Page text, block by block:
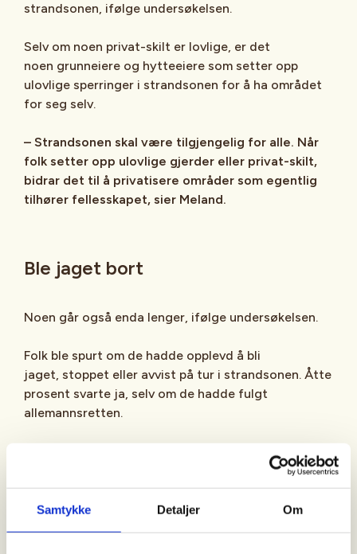
Samtykke Detaljer Om
strandsonen, ifølge undersøkelsen.
Selv om noen privat-skilt er lovlige, er det
noen grunneiere og hytteeiere som setter opp
ulovlige sperringer i strandsonen for å ha området
for seg selv.
– Strandsonen skal være tilgjengelig for alle. Når
folk setter opp ulovlige gjerder eller privat-skilt,
bidrar det til å privatisere områder som egentlig
tilhører fellesskapet, sier Meland.
Ble jaget bort
Noen går også enda lenger, ifølge undersøkelsen.
Folk ble spurt om de hadde opplevd å bli
jaget, stoppet eller avvist på tur i strandsonen. Åtte
prosent svarte ja, selv om de hadde fulgt
allemannsretten.
Også i skog og mark eller på fjellet opplevde folk
spørsmålet.
– Ingen skal bli jaget bort når de ferdes lovlig i